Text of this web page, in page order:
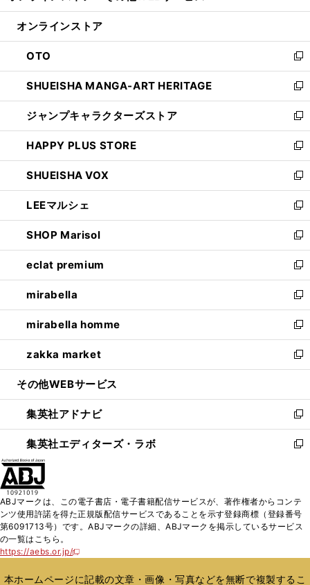
開
ン
ウ
で
開
く
ウ
ン
ド
ウ
で
開
く
オンラインストア
OTO
新
し
い
ウ
ィ
ン
ド
ウ
で
開
く
SHUEISHA MANGA-ART HERITAGE
新
し
い
ウ
ィ
ン
ド
ウ
で
開
く
ジャンプキャラクターズストア
新
し
い
ウ
ィ
ン
ド
ウ
で
開
く
HAPPY PLUS STORE
新
し
い
ウ
ィ
ン
ド
ウ
で
開
く
SHUEISHA VOX
新
し
い
ウ
ィ
ン
ド
ウ
で
開
く
LEEマルシェ
新
し
い
ウ
ィ
ン
ド
ウ
で
開
く
SHOP Marisol
新
し
い
ウ
ィ
ン
ド
ウ
で
開
eclat premium
新
し
い
ウ
ィ
ン
ド
ウ
開
く
mirabella
新
し
い
ウ
ィ
ン
ウ
で
開
く
mirabella homme
新
し
い
ウ
ン
ド
ウ
で
zakka market
新
し
ウ
ィ
ン
ド
く
その他WEBサービス
集英社アドナビ
新
し
い
ド
ウ
で
集英社エディターズ・ラボ
新
ィ
ン
ド
開
ABJマークは、この電子書店・電子書籍配信サービスが、著作権者からコンテ
ンツ使用許諾を得た正規版配信サービスであることを示す登録商標（登録番号
第6091713号）です。ABJマークの詳細、ABJマークを掲示しているサービス
の一覧はこちら。
https://aebs.or.jp/
新
い
本ホームページに記載の文章・画像・写真などを無断で複製するこ